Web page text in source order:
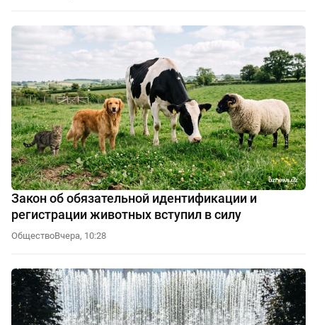
Закон об обязательной идентификации и
регистрации животных вступил в силу
ОбществоВчера, 10:28